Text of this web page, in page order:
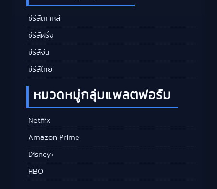
ซีรีส์เกาหลี
ซีรีส์ฝรั่ง
ซีรีส์จีน
ซีรีส์ไทย
หมวดหมู่กลุ่มแพลตฟอร์ม
Netflix
Amazon Prime
Disney+
HBO